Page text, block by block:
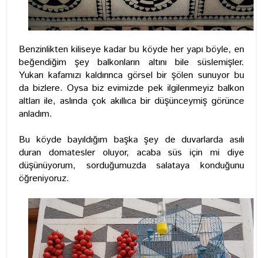
Benzinlikten kiliseye kadar bu köyde her yapı böyle, en
beğendiğim şey balkonların altını bile süslemişler.
Yukarı kafamızı kaldırınca görsel bir şölen sunuyor bu
da bizlere. Oysa biz evimizde pek ilgilenmeyiz balkon
altları ile, aslında çok akıllıca bir düşünceymiş görünce
anladım.
Bu köyde bayıldığım başka şey de duvarlarda asılı
duran domatesler oluyor, acaba süs için mi diye
düşünüyorum, sorduğumuzda salataya konduğunu
öğreniyoruz.